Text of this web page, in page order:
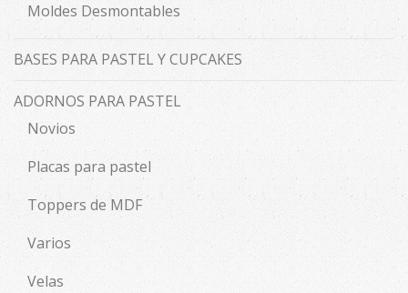
Moldes Desmontables
BASES PARA PASTEL Y CUPCAKES
ADORNOS PARA PASTEL
Novios
Placas para pastel
Toppers de MDF
Varios
Velas